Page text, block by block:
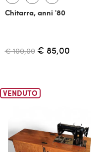
Chitarra, anni '80
€ 100,00 € 85,00
VENDUTO